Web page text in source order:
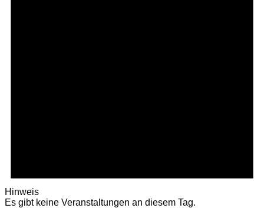
Hinweis
Es gibt keine Veranstaltungen an diesem Tag.